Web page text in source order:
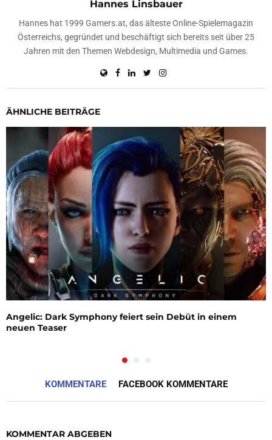
Hannes Linsbauer
Hannes hat 1999 Gamers.at, das älteste Online-Spielemagazin
Österreichs, gegründet und beschäftigt sich bereits seit über 25
Jahren mit den Themen Webdesign, Multimedia und Games.
ÄHNLICHE BEITRÄGE
Angelic: Dark Symphony feiert sein Debüt in einem
neuen Teaser
KOMMENTARE FACEBOOK KOMMENTARE
KOMMENTAR ABGEBEN